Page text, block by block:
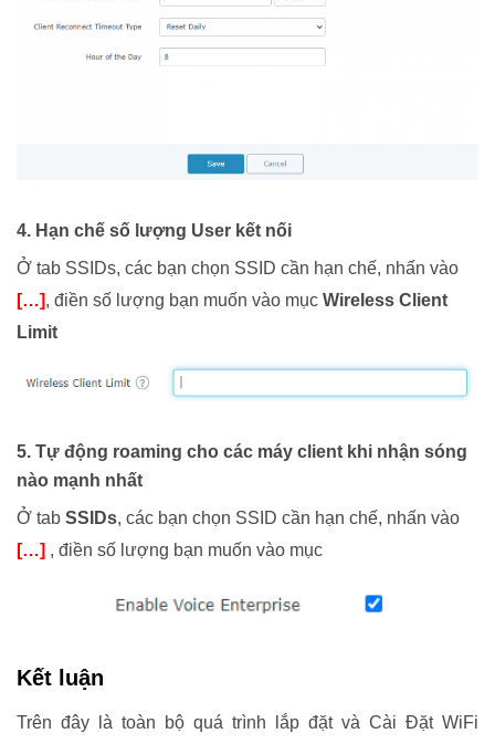
4. Hạn chế số lượng User kết nối
Ở tab SSIDs, các bạn chọn SSID cần hạn chế, nhấn vào
[…], điền số lượng bạn muốn vào mục Wireless Client
Limit
5. Tự động roaming cho các máy client khi nhận sóng
nào mạnh nhất
Ở tab SSIDs, các bạn chọn SSID cần hạn chế, nhấn vào
[…] , điền số lượng bạn muốn vào mục
Kết luận
Trên đây là toàn bộ quá trình lắp đặt và Cài Đặt WiFi